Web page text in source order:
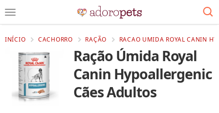
INÍCIO CACHORRO RAÇÃO RACAO UMIDA ROYAL CANIN
Ração Úmida Royal
Canin Hypoallergenic
Cães Adultos